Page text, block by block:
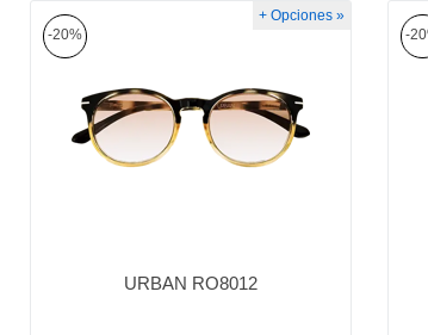
URBAN RO8012
-20%
+ Opciones »
-